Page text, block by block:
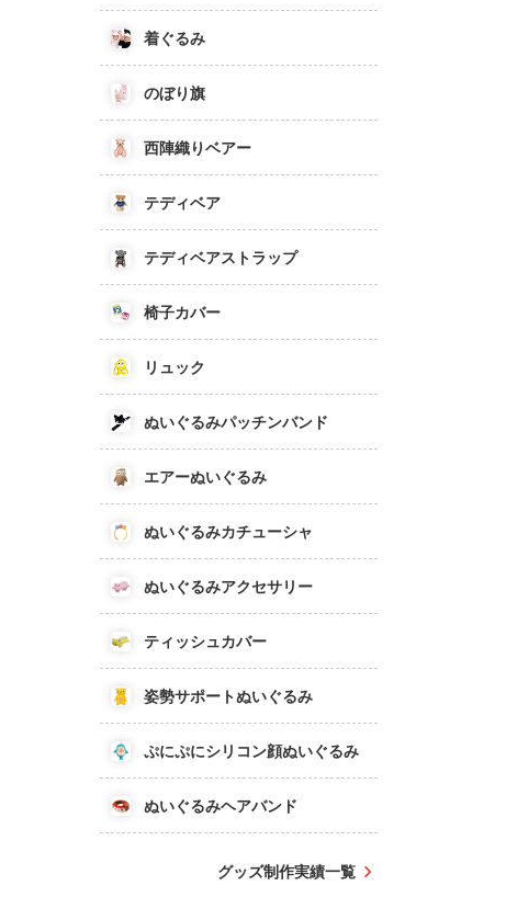
着ぐるみ
のぼり旗
西陣織りベアー
テディベア
テディベアストラップ
椅子カバー
リュック
ぬいぐるみパッチンバンド
エアーぬいぐるみ
ぬいぐるみカチューシャ
ぬいぐるみアクセサリー
ティッシュカバー
姿勢サポートぬいぐるみ
ぷにぷにシリコン顔ぬいぐるみ
ぬいぐるみヘアバンド
グッズ制作実績一覧